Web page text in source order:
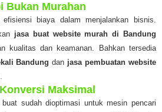
Bukan Murahan
efisiensi biaya dalam menjalankan bisnis.
jasa buat website murah di Bandung
kualitas dan keamanan. Bahkan tersedia
Bandung dan jasa pembuatan website
.
Maksimal
sudah dioptimasi untuk mesin pencari